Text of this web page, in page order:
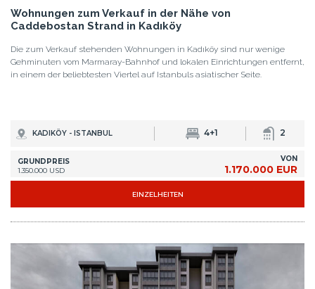
Wohnungen zum Verkauf in der Nähe von
Caddebostan Strand in Kadıköy
Die zum Verkauf stehenden Wohnungen in Kadıköy sind nur wenige
Gehminuten vom Marmaray-Bahnhof und lokalen Einrichtungen entfernt,
in einem der beliebtesten Viertel auf Istanbuls asiatischer Seite.
KADIKÖY - ISTANBUL 4+1 2
GRUNDPREIS
1.350.000 USD
VON
1.170.000 EUR
EINZELHEITEN